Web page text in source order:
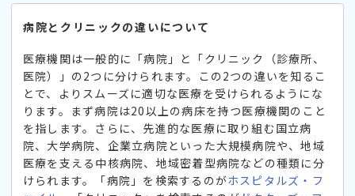
病院とクリニックの違いについて
医療機関は一般的に「病院」と「クリニック（診療所、
医院）」の2つに分けられます。この2つの違いを知るこ
とで、よりスムーズに適切な医療を受けられるようにな
ります。まず病院は20以上の病床を持つ医療機関のこと
を指します。さらに、先進的な医療に取り組む国立病
院、大学病院、企業立病院といった大規模病院や、地域
医療を支える中核病院、地域密着型病院などの種類に分
けられます。「病院」を検索するのがホスピタルズ・フ